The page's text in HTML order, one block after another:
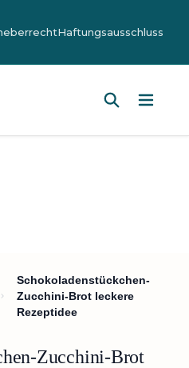
Haftungsausschluss
Schokoladenstückchen-
Zucchini-Brot leckere
Rezeptidee
Zucchini-Brot